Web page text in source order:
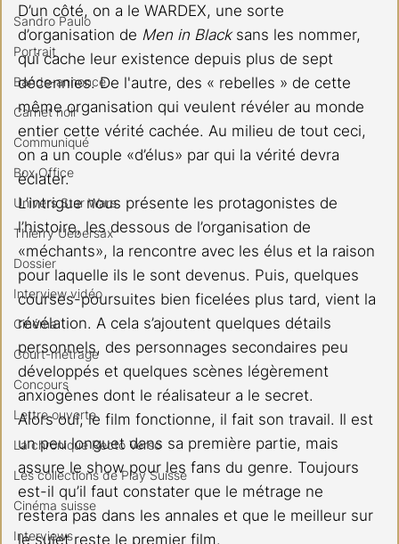
Sandro Paulo
Portrait
Bande-annonce
Carnet noir
Communiqué
Box Office
Univers Star Wars
Thierry Uebersax
Dossier
Interview vidéo
Cinéma
Court-métrage
Concours
Lettre ouverte
La chronique Recto Verso
Les collections de Play Suisse
Cinéma suisse
Interviews
D’un côté, on a le WARDEX, une sorte
d’organisation de Men in Black sans les nommer,
qui cache leur existence depuis plus de sept
décennies. De l'autre, des « rebelles » de cette
même organisation qui veulent révéler au monde
entier cette vérité cachée. Au milieu de tout ceci,
on a un couple «d’élus» par qui la vérité devra
éclater.
L’intrigue nous présente les protagonistes de
l’histoire, les dessous de l’organisation de
«méchants», la rencontre avec les élus et la raison
pour laquelle ils le sont devenus. Puis, quelques
courses-poursuites bien ficelées plus tard, vient la
révélation. A cela s’ajoutent quelques détails
personnels, des personnages secondaires peu
développés et quelques scènes légèrement
anxiogènes dont le réalisateur a le secret.
Alors oui, le film fonctionne, il fait son travail. Il est
un peu longuet dans sa première partie, mais
assure le show pour les fans du genre. Toujours
est-il qu’il faut constater que le métrage ne
restera pas dans les annales et que le meilleur sur
le sujet reste le premier film.